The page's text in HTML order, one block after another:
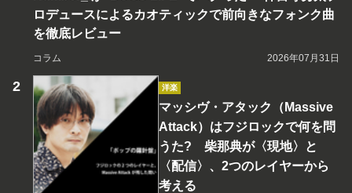
ロデュースによるカオティックで前向きなフォンク曲
を徹底レビュー
コラム 2026年07月31日
洋楽
マッシヴ・アタック（Massive
Attack）はフジロックで何を問
うた? 柴那典が〈現地〉と
〈配信〉、2つのレイヤーから
考える